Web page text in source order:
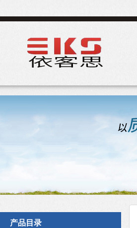
产品目录